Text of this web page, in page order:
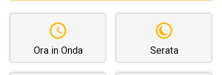
Ora in Onda Serata